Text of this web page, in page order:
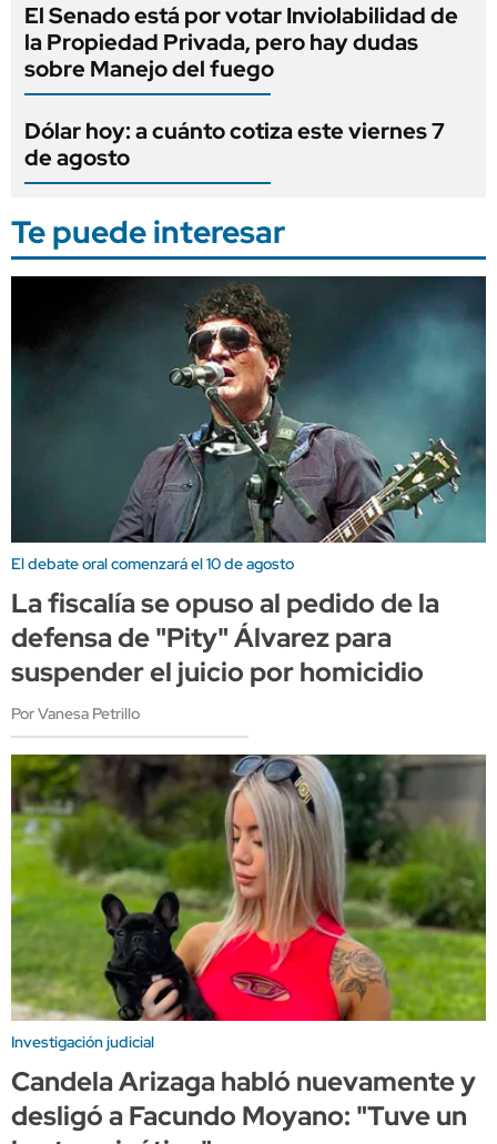
El Senado está por votar Inviolabilidad de
la Propiedad Privada, pero hay dudas
sobre Manejo del fuego
Dólar hoy: a cuánto cotiza este viernes 7
de agosto
Te puede interesar
El debate oral comenzará el 10 de agosto
La fiscalía se opuso al pedido de la
defensa de "Pity" Álvarez para
suspender el juicio por homicidio
Por Vanesa Petrillo
Investigación judicial
Candela Arizaga habló nuevamente y
desligó a Facundo Moyano: "Tuve un